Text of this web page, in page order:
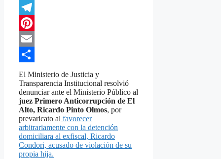
Twitter
Telegram
Pinterest
Email
Compartir
El Ministerio de Justicia y
Transparencia Institucional resolvió
denunciar ante el Ministerio Público al
juez Primero Anticorrupción de El
Alto, Ricardo Pinto Olmos, por
prevaricato al favorecer
arbitrariamente con la detención
domiciliara al exfiscal, Ricardo
Condori, acusado de violación de su
propia hija.